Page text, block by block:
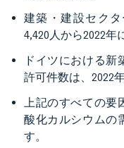
建築・建設セク
4,420人から2022年
ドイツにおける
許可件数は、2022
上記のすべての要
酸化カルシウムの
す。